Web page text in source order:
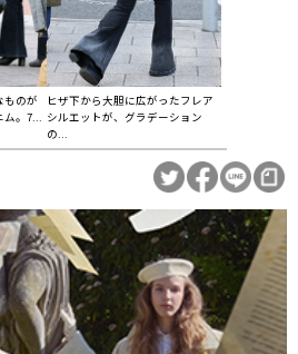
ものが
ム。7...
ヒザ下から大胆に広がったフレア
シルエットが、グラデーション
の...